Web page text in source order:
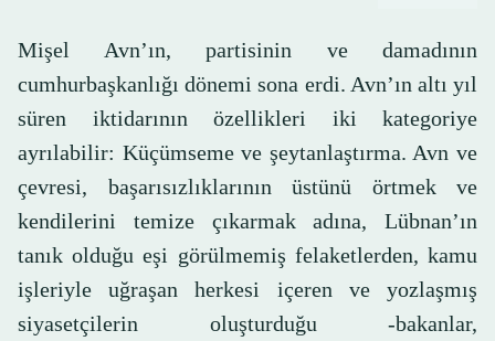
Mişel Avn’ın, partisinin ve damadının
cumhurbaşkanlığı dönemi sona erdi. Avn’ın altı yıl
süren iktidarının özellikleri iki kategoriye
ayrılabilir: Küçümseme ve şeytanlaştırma. Avn ve
çevresi, başarısızlıklarının üstünü örtmek ve
kendilerini temize çıkarmak adına, Lübnan’ın
tanık olduğu eşi görülmemiş felaketlerden, kamu
işleriyle uğraşan herkesi içeren ve yozlaşmış
siyasetçilerin oluşturduğu -bakanlar,